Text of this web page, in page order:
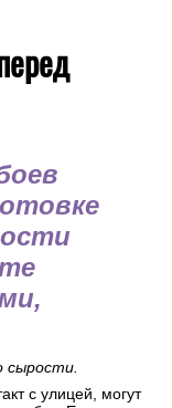
сырости.
с улицей, могут